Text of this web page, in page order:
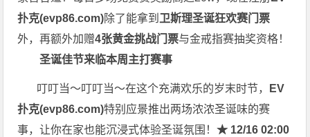
扑克(evp86.com)除了能拿到 卫斯理圣诞狂欢赛门票
外，再额外加赠4张黄金挑战门票与金戒指赛抽奖资格！
圣诞佳节来临本周主打赛事
叮叮当～叮叮当～在这个充满欢乐的岁末时节，
EV
扑克(evp86.com)特别应景推出两场浓浓圣诞味的赛
事，让你在家也能沉浸式体验圣诞氛围！★ 12/16 02:00